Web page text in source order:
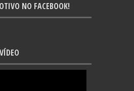
NO FACEBOOK!